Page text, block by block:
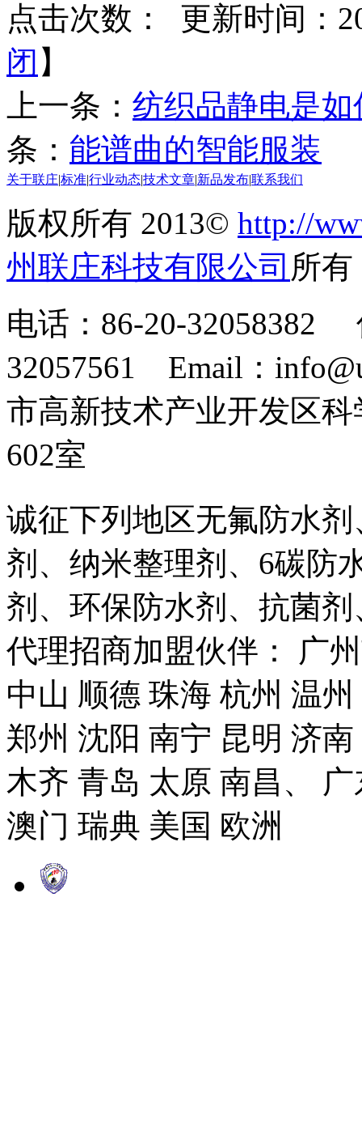
点击次数：
更新时间：
闭 】
上一条： 纺织品静电是
条： 能谱曲的智能服装
关于联庄标准行业动态技术文章 新品发布联系我们
版权所有 2013© http://
州联庄科技有限公司 所
电话：86-20-32058382
32057561 Email：
市高新技术产业开发区
602室
诚征下列地区无氟防水
剂、纳米整理剂、6碳防
剂、环保防水剂、抗菌
代理招商加盟伙伴： 广
中山 顺德 珠海 杭州 温
郑州 沈阳 南宁 昆明 济
木齐 青岛 太原 南昌、
澳门 瑞典 美国 欧洲